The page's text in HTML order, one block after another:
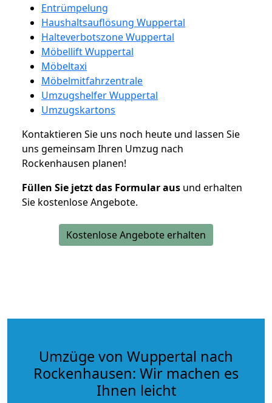
Entrümpelung
Haushaltsauflösung Wuppertal
Halteverbotszone Wuppertal
Möbellift Wuppertal
Möbeltaxi
Möbelmitfahrzentrale
Umzugshelfer Wuppertal
Umzugskartons
Kontaktieren Sie uns noch heute und lassen Sie
uns gemeinsam Ihren Umzug nach
Rockenhausen planen!
Füllen Sie jetzt das Formular aus und erhalten
Sie kostenlose Angebote.
Kostenlose Angebote erhalten
Umzüge von Wuppertal nach
Rockenhausen: Wir machen es
Ihnen leicht